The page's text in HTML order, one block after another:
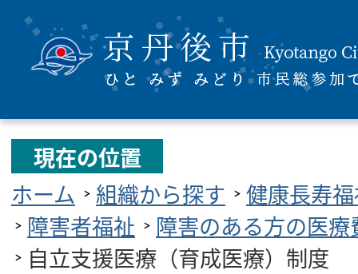
現在の位置
ホーム
組織から探す
健康長寿
障害者福祉
障害のある方の医
自立支援医療（育成医療）制度